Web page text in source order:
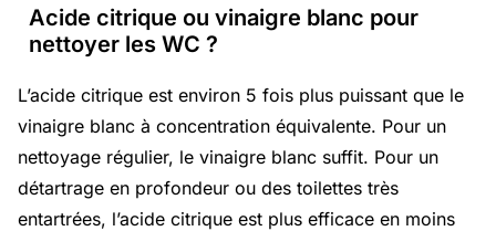
Acide citrique ou vinaigre blanc pour
nettoyer les WC ?
L’acide citrique est environ 5 fois plus puissant que le
vinaigre blanc à concentration équivalente. Pour un
nettoyage régulier, le vinaigre blanc suffit. Pour un
détartrage en profondeur ou des toilettes très
entartrées, l’acide citrique est plus efficace en moins